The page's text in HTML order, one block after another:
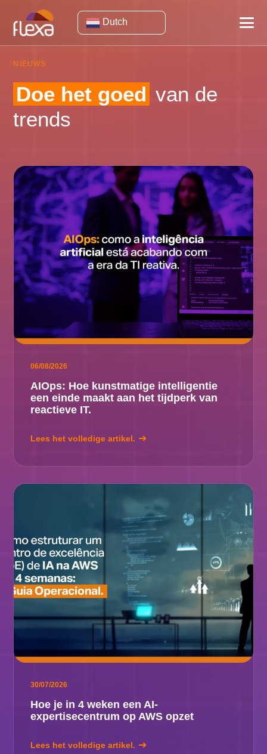
Dutch
NIEUWS
Doe het goed van de
trends
06/08/2026
AIOps: Hoe kunstmatige intelligentie
een einde maakt aan het tijdperk van
reactieve IT.
Lees het volledige artikel.
30/07/2026
Hoe je in 4 weken een AI-
expertisecentrum op AWS opzet
Lees het volledige artikel.